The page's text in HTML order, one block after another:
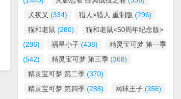
犬夜叉 (334) 猎人×猎人 重制版 (296)
猫和老鼠 (280)
猫和老鼠<50周年纪念版>
(286)
福星小子 (438)
精灵宝可梦 第一季
(542)
精灵宝可梦 第三季 (368)
精灵宝可梦 第二季 (370)
精灵宝可梦 第四季 (288) 网球王子 (356)